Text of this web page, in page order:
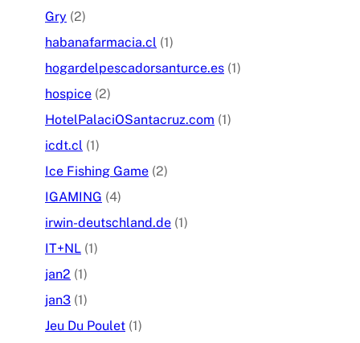
Gry (2)
habanafarmacia.cl (1)
hogardelpescadorsanturce.es (1)
hospice (2)
HotelPalaciOSantacruz.com (1)
icdt.cl (1)
Ice Fishing Game (2)
IGAMING (4)
irwin-deutschland.de (1)
IT+NL (1)
jan2 (1)
jan3 (1)
Jeu Du Poulet (1)